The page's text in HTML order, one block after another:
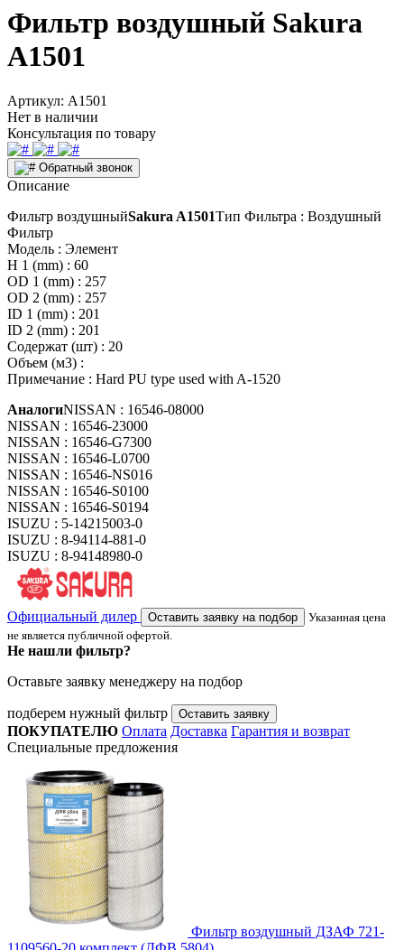
Фильтр воздушный Sakura
A1501
Артикул: A1501
Нет в наличии
Консультация по товару
Обратный звонок
Описание
Фильтр воздушныйSakura A1501Тип Фильтра : Воздушный
Фильтр
Модель : Элемент
H 1 (mm) : 60
OD 1 (mm) : 257
OD 2 (mm) : 257
ID 1 (mm) : 201
ID 2 (mm) : 201
Содержат (шт) : 20
Объем (м3) :
Примечание : Hard PU type used with A-1520
АналогиNISSAN : 16546-08000
NISSAN : 16546-23000
NISSAN : 16546-G7300
NISSAN : 16546-L0700
NISSAN : 16546-NS016
NISSAN : 16546-S0100
NISSAN : 16546-S0194
ISUZU : 5-14215003-0
ISUZU : 8-94114-881-0
ISUZU : 8-94148980-0
Официальный дилер Оставить заявку на подбор
Указанная цена
не является публичной офертой.
Не нашли фильтр?
Оставьте заявку менеджеру на подбор
подберем нужный фильтр Оставить заявку
ПОКУПАТЕЛЮ Оплата Доставка Гарантия и возврат
Специальные предложения
Фильтр воздушный ДЗАФ 721-